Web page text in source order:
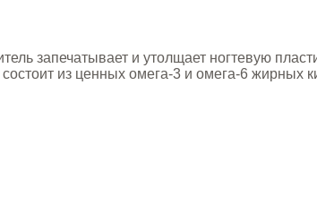
запечатывает и утолщает ногтевую
из ценных омега-3 и омега-6 жирных